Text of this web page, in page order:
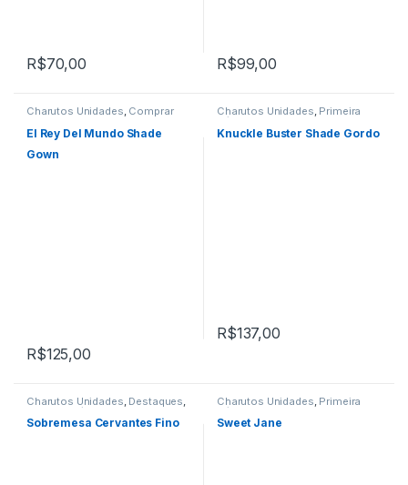
R$70,00 R$99,00
Charutos Unidades, Comprar
Primeira
Página
El Rey Del Mundo Shade
Gown
R$125,00
Charutos Unidades, Primeira
Página
Knuckle Buster Shade Gordo
R$137,00
Charutos Unidades Destaques
Primeira Página
Sobremesa Cervantes Fino
Charutos Unidades Primeira
Página
Sweet Jane